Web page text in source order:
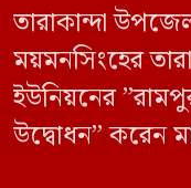
তারাকান্দা
‎ময়মনসিংহের
ইউনিয়নের
উদ্বোধন” করেন